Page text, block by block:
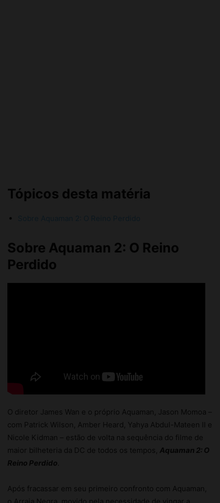
Tópicos desta matéria
Sobre Aquaman 2: O Reino
Perdido
O diretor James Wan e o próprio Aquaman, Jason Momoa –
com Patrick Wilson, Amber Heard, Yahya Abdul-Mateen II e
Nicole Kidman – estão de volta na sequência do filme de
maior bilheteria da DC de todos os tempos, Aquaman 2: O
Reino Perdido
Após fracassar em seu primeiro confronto com Aquaman,